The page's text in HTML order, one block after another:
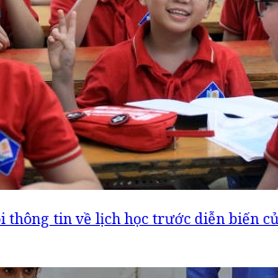
thông tin về lịch học trước diễn biến